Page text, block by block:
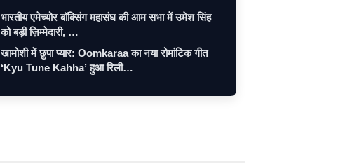
भारतीय एमेच्योर बॉक्सिंग महासंघ की आम सभा में उमेश सिंह
को बड़ी ज़िम्मेदारी, …
खामोशी में छुपा प्यार: Oomkaraa का नया रोमांटिक गीत
‘Kyu Tune Kahha’ हुआ रिली…